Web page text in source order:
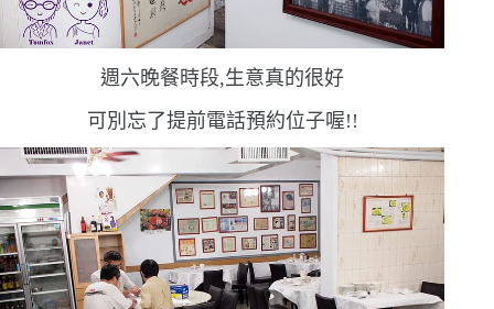
週六晚餐時段,生意真的很好
可別忘了提前電話預約位子喔!!